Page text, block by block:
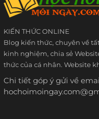
KIẾN THỨC ONLINE
Blog kiến thức, chuyên về
kinh nghiệm, chia sẻ
thức của cá nhân. Website
Chi tiết góp ý gửi về